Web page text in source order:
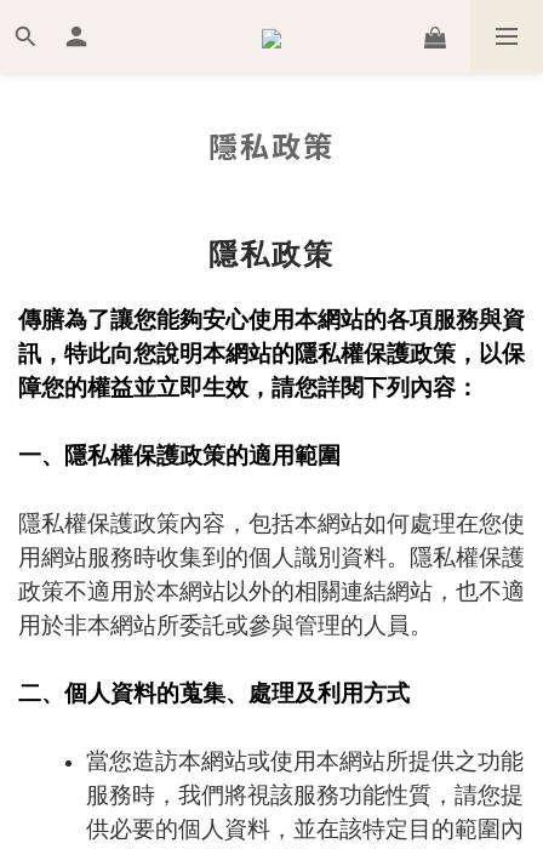
隱私政策
隱私政策
傳膳為了讓您能夠安心使用本網站的各項服務與資
訊，特此向您說明本網站的隱私權保護政策，以保
障您的權益並立即生效，請您詳閱下列內容：
一、隱私權保護政策的適用範圍
隱私權保護政策內容，包括本網站如何處理在您使
用網站服務時收集到的個人識別資料。隱私權保護
政策不適用於本網站以外的相關連結網站，也不適
用於非本網站所委託或參與管理的人員。
二、個人資料的蒐集、處理及利用方式
當您造訪本網站或使用本網站所提供之功能
服務時，我們將視該服務功能性質，請您提
供必要的個人資料，並在該特定目的範圍內